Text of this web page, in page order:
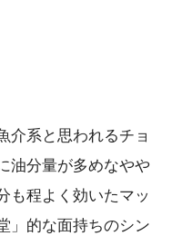
介系と思われるチョ
油分量が多めなやや
も程よく効いたマッ
」的な面持ちのシン